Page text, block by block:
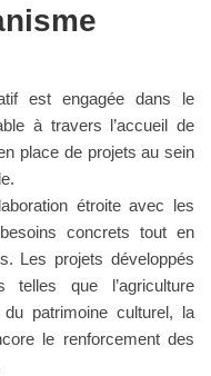
est engagée dans le
à travers l’accueil de
place de projets au sein
étroite avec les
concrets tout en
Les projets développés
telles que l’agriculture
du patrimoine culturel, la
le renforcement des